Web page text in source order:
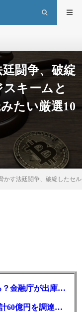
闘争、破綻
キームと
たい厳選10
かす法廷闘争、破綻したセ
仮想通貨は購入後すぐ送れなくなる？金融庁が出庫制限を要請
ステーブルコインJPYC発行元が累計60億円を調達、物流大手も出資参画